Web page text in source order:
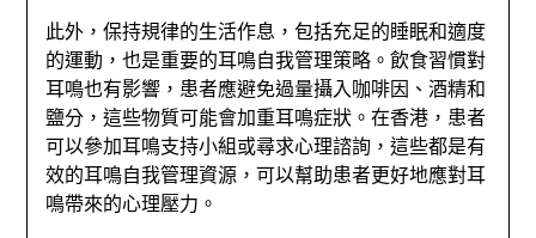
此外，保持規律的生活作息，包括充足的睡眠和適度
的運動，也是重要的耳鳴自我管理策略。飲食習慣對
耳鳴也有影響，患者應避免過量攝入咖啡因、酒精和
鹽分，這些物質可能會加重耳鳴症狀。在香港，患者
可以參加耳鳴支持小組或尋求心理諮詢，這些都是有
效的耳鳴自我管理資源，可以幫助患者更好地應對耳
鳴帶來的心理壓力。